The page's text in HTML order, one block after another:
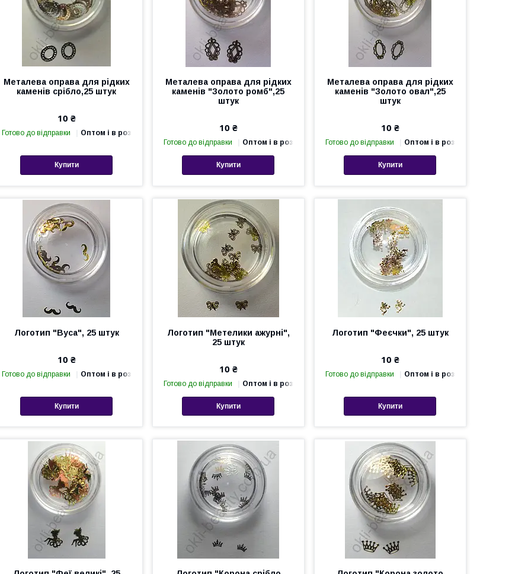
Металева оправа для рідких
каменів срібло,25 штук
10 ₴
Готово до відправки Оптом і в роздріб
Купити
Металева оправа для рідких
каменів "Золото ромб",25
штук
10 ₴
Готово до відправки Оптом і в роздріб
Купити
Металева оправа для рідких
каменів "Золото овал",25
штук
10 ₴
Готово до відправки Оптом і в роздріб
Купити
Логотип "Вуса", 25 штук
10 ₴
Готово до відправки Оптом і в роздріб
Купити
Логотип "Метелики ажурні",
25 штук
10 ₴
Готово до відправки Оптом і в роздріб
Купити
Логотип "Феєчки", 25 штук
10 ₴
Готово до відправки Оптом і в роздріб
Купити